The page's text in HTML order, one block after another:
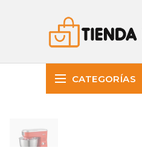
CATEGORÍAS